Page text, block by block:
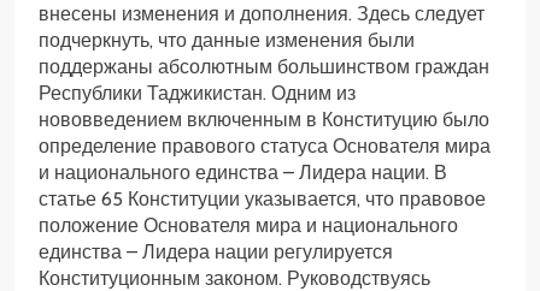
внесены изменения и дополнения. Здесь следует
подчеркнуть, что данные изменения были
поддержаны абсолютным большинством граждан
Республики Таджикистан. Одним из
нововведением включенным в Конституцию было
определение правового статуса Основателя мира
и национального единства – Лидера нации. В
статье 65 Конституции указывается, что правовое
положение Основателя мира и национального
единства – Лидера нации регулируется
Конституционным законом. Руководствуясь